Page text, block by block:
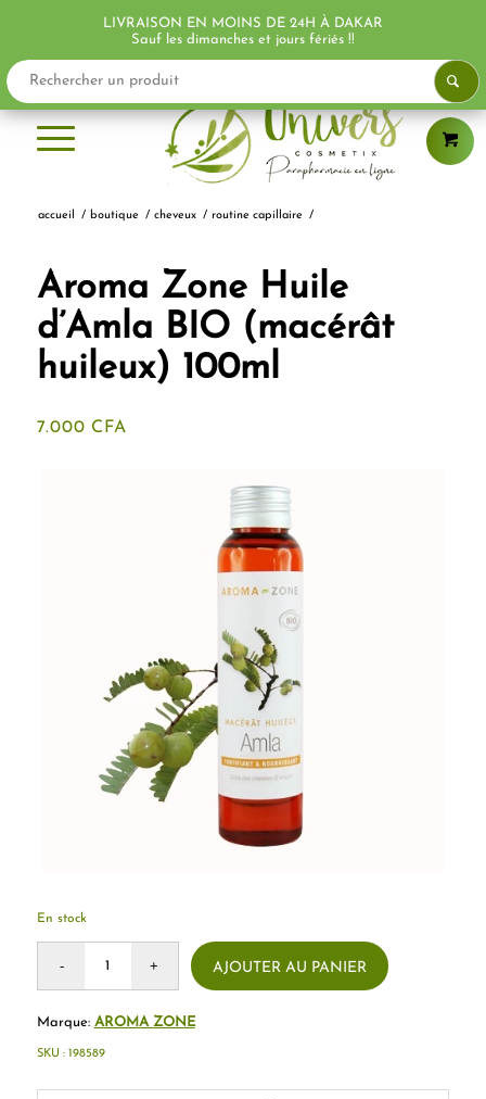
accueil / boutique / cheveux / routine capillaire /
Aroma Zone Huile
d’Amla BIO (macérât
huileux) 100ml
7.000 CFA
En stock
AJOUTER AU PANIER
Marque: AROMA ZONE
SKU : 198589
LIVRAISON EN MOINS DE 24H À DAKAR
Sauf les dimanches et jours fériés !!